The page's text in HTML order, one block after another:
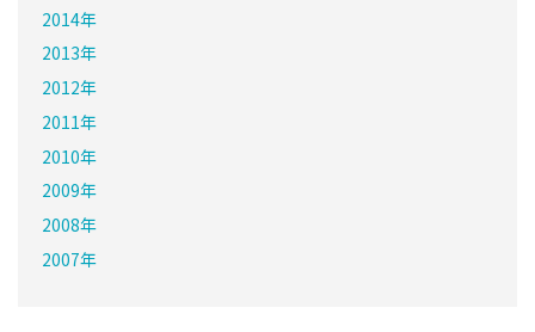
2014年
2013年
2012年
2011年
2010年
2009年
2008年
2007年